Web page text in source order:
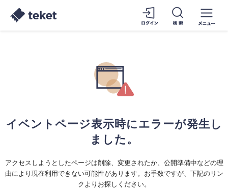
イベントページ表示時にエラーが発生し
ました。
アクセスしようとしたページは削除、変更されたか、公開準備中などの理
由により現在利用できない可能性があります。お手数ですが、下記のリン
クよりお探しください。